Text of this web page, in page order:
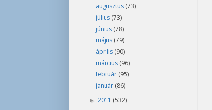
augusztus (73)
július (73)
június (78)
május (79)
április (90)
március (96)
február (95)
január (86)
► 2011 (532)